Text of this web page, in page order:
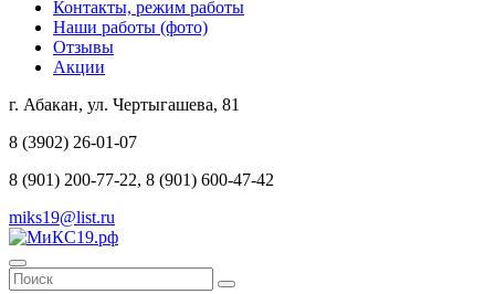
Контакты, режим работы
Наши работы (фото)
Отзывы
Акции
г. Абакан, ул. Чертыгашева, 81
8 (3902) 26-01-07
8 (901) 200-77-22, 8 (901) 600-47-42
miks19@list.ru